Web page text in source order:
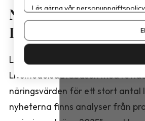
Nya näringsvärden i
Livsmedelsdatabasen
Livsmedelsverket har publicerat
Livsmedelsdatabasen med
näringsvärden för ett stort antal
nyheterna finns analyser från
Läs gärna vårpersonuppgiftspolicy
Om du vill ändra ditt val i